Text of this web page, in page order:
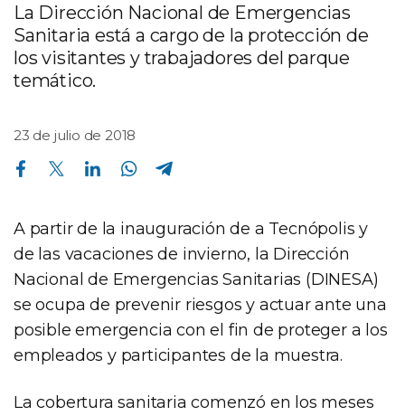
La Dirección Nacional de Emergencias
Sanitaria está a cargo de la protección de
los visitantes y trabajadores del parque
temático.
23 de julio de 2018
Compartir en Facebook Compartir en Twitter Compartir en Linkedin Compartir en Whatsapp
A partir de la inauguración de a Tecnópolis y
de las vacaciones de invierno, la Dirección
Nacional de Emergencias Sanitarias (DINESA)
se ocupa de prevenir riesgos y actuar ante una
posible emergencia con el fin de proteger a los
empleados y participantes de la muestra.
La cobertura sanitaria comenzó en los meses